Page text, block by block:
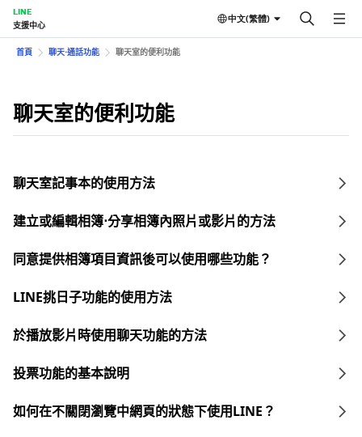
LINE
支援中心
中文(繁體)
首頁 聊天⋅通話功能 聊天室的便利功能
聊天室的便利功能
聊天室記事本的使用方法
建立或編輯相簿⋅分享相簿內照片或影片的方法
同意提供相簿項目資訊後可以使用哪些功能？
LINE挑日子功能的使用方法
於播放影片時使用聊天功能的方法
投票功能的基本說明
如何在不關閉瀏覽中網頁的狀態下使用LINE？